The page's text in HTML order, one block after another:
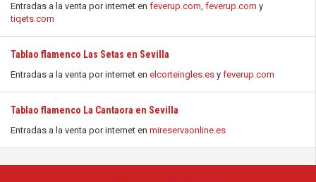
Entradas a la venta por internet en feverup.com, feverup.com y
tiqets.com
Tablao flamenco Las Setas en Sevilla
Entradas a la venta por internet en elcorteingles.es y feverup.com
Tablao flamenco La Cantaora en Sevilla
Entradas a la venta por internet en mireservaonline.es